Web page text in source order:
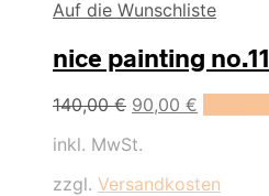
Auf die Wunschliste
nice painting no.11
140,00€ Ursprünglicher
war:
90,00 €
inkl. MwSt.
zzgl. Versandkosten